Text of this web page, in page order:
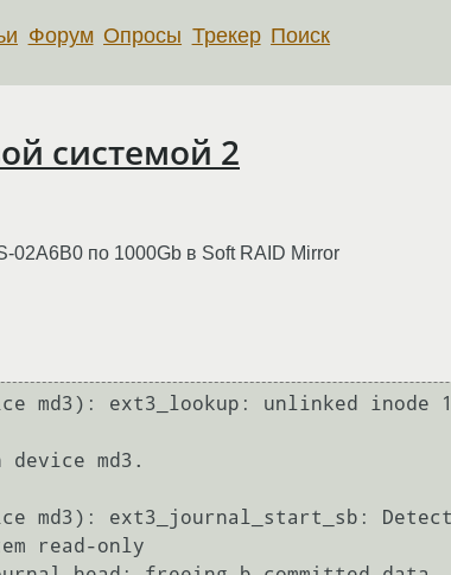
Форум Опросы Трекер Поиск
системой 2
02A6B0 по 1000Gb в Soft RAID Mirror
md3): ext3_lookup: unlinked inode
md3.
md3): ext3_journal_start_sb:
read-only